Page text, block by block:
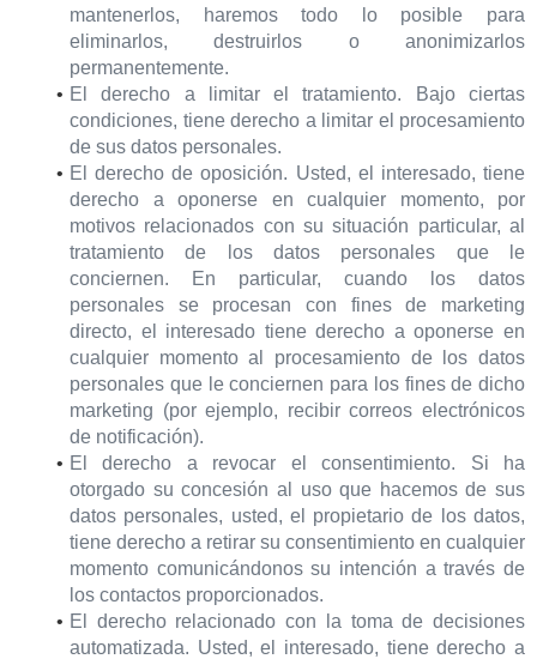
mantenerlos, haremos todo lo posible para
eliminarlos, destruirlos o anonimizarlos
permanentemente.
El derecho a limitar el tratamiento. Bajo ciertas
condiciones, tiene derecho a limitar el procesamiento
de sus datos personales.
El derecho de oposición. Usted, el interesado, tiene
derecho a oponerse en cualquier momento, por
motivos relacionados con su situación particular, al
tratamiento de los datos personales que le
conciernen. En particular, cuando los datos
personales se procesan con fines de marketing
directo, el interesado tiene derecho a oponerse en
cualquier momento al procesamiento de los datos
personales que le conciernen para los fines de dicho
marketing (por ejemplo, recibir correos electrónicos
de notificación).
El derecho a revocar el consentimiento. Si ha
otorgado su concesión al uso que hacemos de sus
datos personales, usted, el propietario de los datos,
tiene derecho a retirar su consentimiento en cualquier
momento comunicándonos su intención a través de
los contactos proporcionados.
El derecho relacionado con la toma de decisiones
automatizada. Usted, el interesado, tiene derecho a